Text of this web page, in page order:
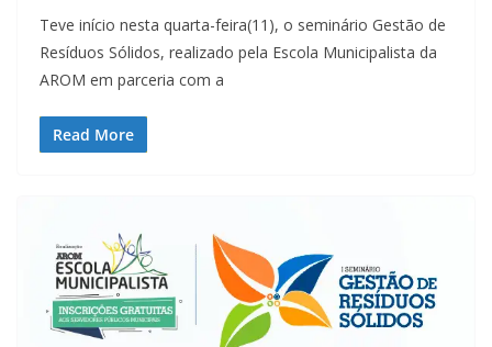
Teve início nesta quarta-feira(11), o seminário Gestão de
Resíduos Sólidos, realizado pela Escola Municipalista da
AROM em parceria com a
Read More